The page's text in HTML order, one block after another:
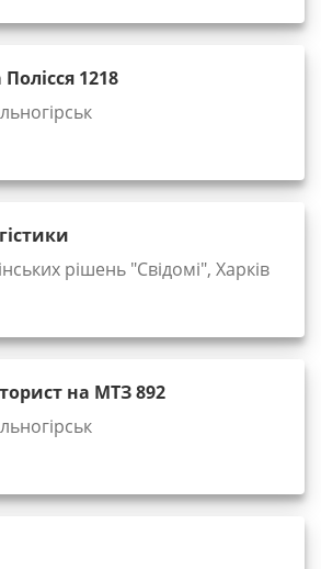
1218
рішень "Cвідомі", Харків
на МТЗ 892